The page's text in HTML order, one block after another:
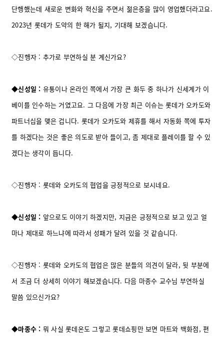
단행했는데 새로운 변화와 혁신을 주면서 젊은층을 많이 영업했더라고요.
2023년 롯데가 도약의 한 해가 될지, 기대해 보겠습니다.
◇진행자 : 추가로 부연하실 분 계신가요?
◆신성일 : 유통이나 온라인 쪽에서 가장 큰 화두 중 하나가 신세계가 이
베이를 인수하는 거였고요. 그 다음에 가장 최근 이슈는 롯데가 오카도와
파트너십을 맺은 겁니다. 롯데가 오카도와 제휴를 해서 자동화 쪽에 투자
를 하겠다는 것은 좋은 의도로 받아 들이고, 좀 제대로 플레이를 할 수 있
겠다는 생각이 듭니다.
◇진행자 : 롯데와 오카도의 협업을 긍정적으로 보시네요.
◆신성일 : 앞으로도 이야기 하겠지만, 지금은 긍정적으로 보고 있고 얼
마나 제대로 하느냐에 따라서 성패가 달려 있을 것 같습니다.
◇진행자 : 롯데와 오카도의 협업은 많은 분들의 의견이 달라, 뒷 부분에
서 조금 더 상세히 이야기 해보겠습니다. 다음 마종수 교수님 부연하실
말씀 있으신가요?
◆마종수 : 뭐 사실 롯데온도 그렇고 롯데쇼핑만 보면 마트와 백화점, 편